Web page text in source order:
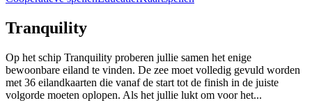
Tranquility
Op het schip Tranquility proberen jullie samen het enige
bewoonbare eiland te vinden. De zee moet volledig gevuld worden
met 36 eilandkaarten die vanaf de start tot de finish in de juiste
volgorde moeten oplopen. Als het jullie lukt om voor het...